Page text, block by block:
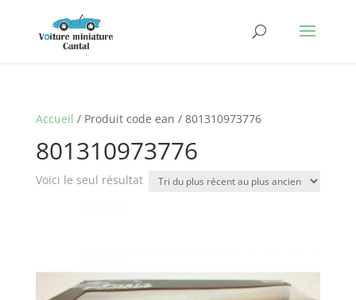
Accueil / Produit code ean / 801310973776
801310973776
Voici le seul résultat